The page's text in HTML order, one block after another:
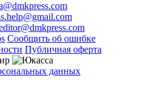
Сообщить об ошибке
Публичная оферта
данных